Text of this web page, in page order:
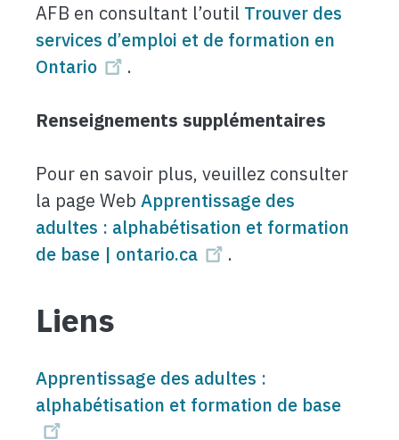
AFB en consultant l’outil Trouver des
services d’emploi et de formation en
Ontario
.
Renseignements supplémentaires
Pour en savoir plus, veuillez consulter
la page Web Apprentissage des
adultes : alphabétisation et formation
de base | ontario.ca
.
Liens
Apprentissage des adultes :
alphabétisation et formation de base